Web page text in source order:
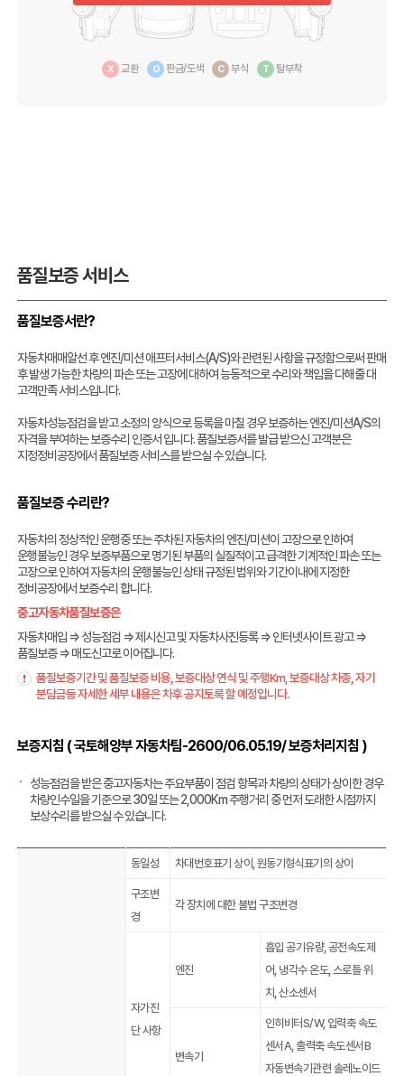
X 교환 O 판금/도색 C 부식 T 탈부착
품질보증 서비스
품질보증서란?
자동차매매알선 후 엔진/미션 애프터서비스(A/S)와 관련된 사항을 규정함으로써 판매
후 발생 가능한 차량의 파손 또는 고장에 대하여 능동적으로 수리와 책임을 다해줄 대
고객만족 서비스입니다.
자동차성능점검을 받고 소정의 양식으로 등록을 마칠 경우 보증하는 엔진/미션A/S의
자격을 부여하는 보증수리 인증서 입니다. 품질보증서를 발급 받으신 고객분은
지정정비공장에서 품질보증 서비스를 받으실 수 있습니다.
품질보증 수리란?
자동차의 정상적인 운행중 또는 주차된 자동차의 엔진/미션이 고장으로 인하여
운행불능인 경우 보증부품으로 명기된 부품의 실질적이고 급격한 기계적인 파손 또는
고장으로 인하여 자동차의 운행불능인 상태 규정된 범위와 기간이내에 지정한
정비공장에서 보증수리 합니다.
중고자동차품질보증은
자동차매입 ⇒ 성능점검 ⇒ 제시신고 및 자동차사진등록 ⇒ 인터넷사이트 광고 ⇒
품질보증 ⇒ 매도신고로 이어집니다.
품질보증기간 및 품질보증 비용, 보증대상 연식 및 주행Km, 보증대상 차종, 자기
분담금등 자세한 세부 내용은 차후 공지토록 할 예정입니다.
보증지침 ( 국토해양부 자동차팀-2600/06.05.19/ 보증처리지침 )
성능점검을 받은 중고자동차는 주요부품이 점검 항목과 차량의 상태가 상이한 경우
차량인수일을 기준으로 30일 또는 2,000Km 주행거리 중 먼저 도래한 시점까지
보상수리를 받으실 수 있습니다.
동일성 차대번호표기 상이, 원동기형식표기의 상이
구조변
경
각 장치에 대한 불법 구조변경
자가진
단 사항
엔진
흡입 공기유량, 공전속도제
어, 냉각수 온도, 스로틀 위
치, 산소센서
변속기
인히비터S/W, 입력축 속도
센서A, 출력축 속도센서B
자동변속기관련 솔레노이드